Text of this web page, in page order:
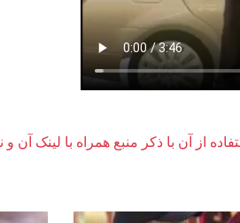
از آن با ذکر منبع همراه با لینک آن